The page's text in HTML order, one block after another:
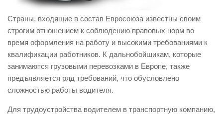
Страны, входящие в состав Евросоюза известны своим
строгим отношением к соблюдению правовых норм во
время оформления на работу и высокими требованиями к
квалификации работников. К дальнобойщикам, которые
занимаются грузовыми перевозками в Европе, также
предъявляется ряд требований, что обусловлено
сложностью работы водителя.
Для трудоустройства водителем в транспортную компанию,